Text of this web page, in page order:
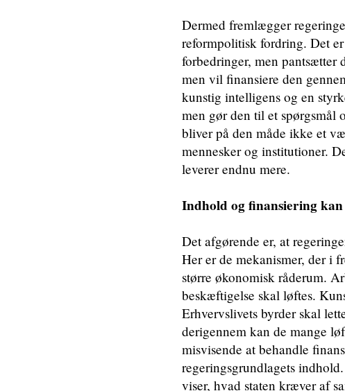
Dermed fremlægger
reformpolitisk fordring. Det
forbedringer, men
men vil finansiere den
kunstig intelligens og en
men gør den til et spørgsmål
bliver på den måde ikke et
mennesker og institutioner.
leverer endnu mere.
Indhold og finansiering
Det afgørende er, at
Her er de mekanismer, der i
større økonomisk råderum.
beskæftigelse skal løftes.
Erhvervslivets byrder skal
derigennem kan de mange
misvisende at behandle
regeringsgrundlagets
viser, hvad staten kræver af